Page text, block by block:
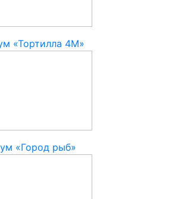
«Тортилла 4М»
«Город рыб»